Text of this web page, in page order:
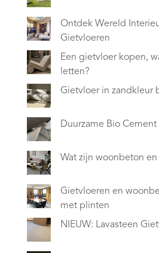
Ontdek Wereld
Gietvloeren
Een gietvloer kopen,
letten?
Gietvloer in zandkleur
Duurzame Bio
Wat zijn woonbeton
Gietvloeren en
met plinten
NIEUW: Lavasteen